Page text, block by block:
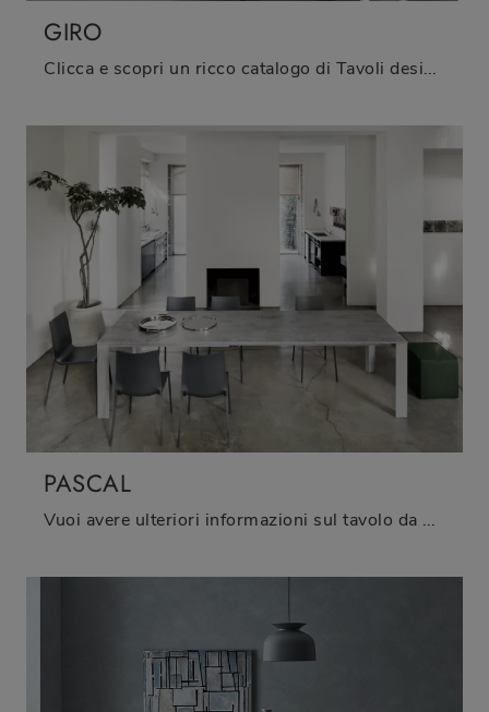
GIRO
Clicca e scopri un ricco catalogo di Tavoli design allungabili da pranzo! Il modello Giro di Bontempi ti aspetta.
PASCAL
Vuoi avere ulteriori informazioni sul tavolo da pranzo Pascal di Bontempi? Clicca e ottieni informazioni sui modelli allungabili dell'azienda.